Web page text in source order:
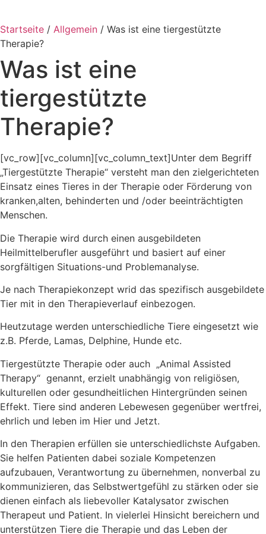
Startseite / Allgemein / Was ist eine tiergestützte
Therapie?
Was ist eine
tiergestützte
Therapie?
[vc_row][vc_column][vc_column_text]Unter dem Begriff
„Tiergestützte Therapie“ versteht man den zielgerichteten
Einsatz eines Tieres in der Therapie oder Förderung von
kranken,alten, behinderten und /oder beeinträchtigten
Menschen.
Die Therapie wird durch einen ausgebildeten
Heilmittelberufler ausgeführt und basiert auf einer
sorgfältigen Situations-und Problemanalyse.
Je nach Therapiekonzept wrid das spezifisch ausgebildete
Tier mit in den Therapieverlauf einbezogen.
Heutzutage werden unterschiedliche Tiere eingesetzt wie
z.B. Pferde, Lamas, Delphine, Hunde etc.
Tiergestützte Therapie oder auch „Animal Assisted
Therapy“ genannt, erzielt unabhängig von religiösen,
kulturellen oder gesundheitlichen Hintergründen seinen
Effekt. Tiere sind anderen Lebewesen gegenüber wertfrei,
ehrlich und leben im Hier und Jetzt.
In den Therapien erfüllen sie unterschiedlichste Aufgaben.
Sie helfen Patienten dabei soziale Kompetenzen
aufzubauen, Verantwortung zu übernehmen, nonverbal zu
kommunizieren, das Selbstwertgefühl zu stärken oder sie
dienen einfach als liebevoller Katalysator zwischen
Therapeut und Patient. In vielerlei Hinsicht bereichern und
unterstützen Tiere die Therapie und das Leben der